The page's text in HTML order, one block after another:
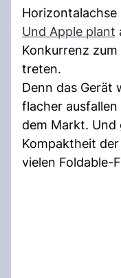
Horizontalachse
Und Apple plant
Konkurrenz zum
treten.
Denn das Gerät
flacher
dem Markt. Und
Kompaktheit
vielen Foldable-